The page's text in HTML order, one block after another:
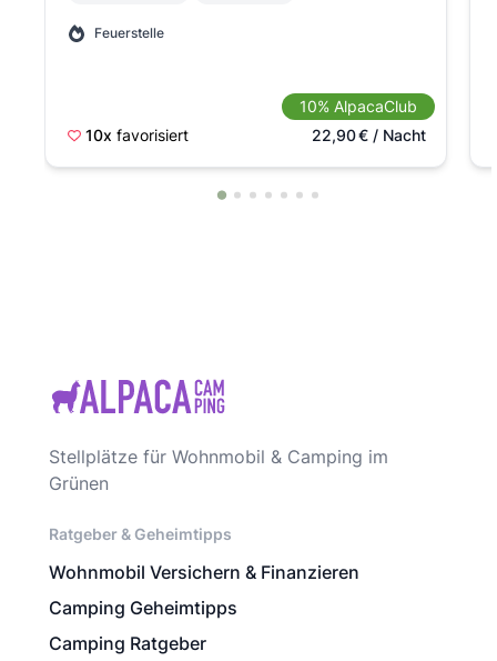
Feuerstelle
10x favorisiert
10% AlpacaClub
22,90€/ Nacht
Stellplätze für Wohnmobil & Camping im
Grünen
Ratgeber & Geheimtipps
Wohnmobil Versichern & Finanzieren
Camping Geheimtipps
Camping Ratgeber